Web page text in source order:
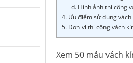
d. Hình ảnh thi công
4. Ưu điểm sử dụng
5. Đơn vị thi công vách
Xem 50 mẫu vách